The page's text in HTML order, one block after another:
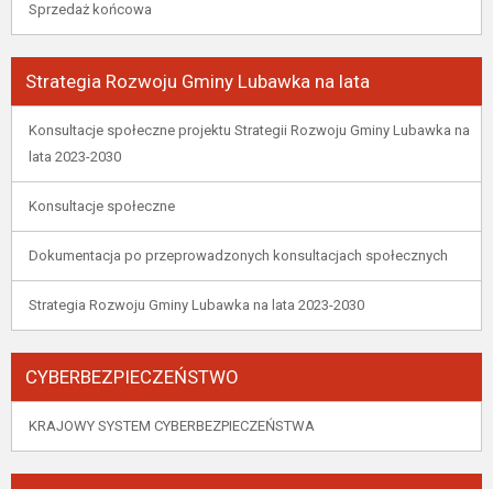
Sprzedaż końcowa
Strategia Rozwoju Gminy Lubawka na lata
Konsultacje społeczne projektu Strategii Rozwoju Gminy Lubawka na
lata 2023-2030
Konsultacje społeczne
Dokumentacja po przeprowadzonych konsultacjach społecznych
Strategia Rozwoju Gminy Lubawka na lata 2023-2030
CYBERBEZPIECZEŃSTWO
KRAJOWY SYSTEM CYBERBEZPIECZEŃSTWA